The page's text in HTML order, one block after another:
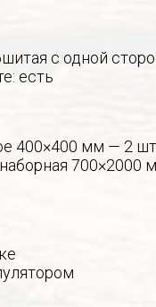
с одной
есть
400×400 мм — 2 шт
700×2000